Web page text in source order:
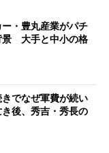
・豊丸産業がパチ
景 大手と中小の格
でなぜ軍費が続い
後、秀吉・秀長の